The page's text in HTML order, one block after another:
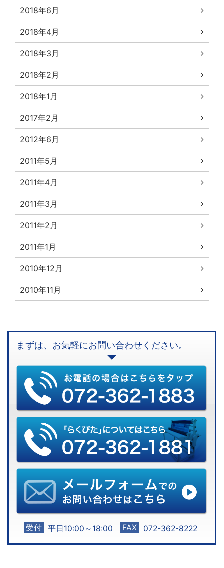
2018年6月
2018年4月
2018年3月
2018年2月
2018年1月
2017年2月
2012年6月
2011年5月
2011年4月
2011年3月
2011年2月
2011年1月
2010年12月
2010年11月
まずは、お気軽にお問い合わせください。
受付 平日10:00～18:00 FAX 072-362-8222